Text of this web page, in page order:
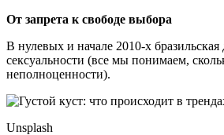
От запрета к свободе выбора
В нулевых и начале 2010-х
сексуальности (все мы понимаем,
неполноценности).
Unsplash